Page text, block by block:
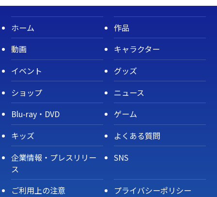
ホーム
作品
動画
キャラクター
イベント
グッズ
ショップ
ニュース
Blu-ray・DVD
ゲーム
キッズ
よくある質問
企業情報・プレスリリー
ス
SNS
ご利用上の注意 プライバシーポリシー